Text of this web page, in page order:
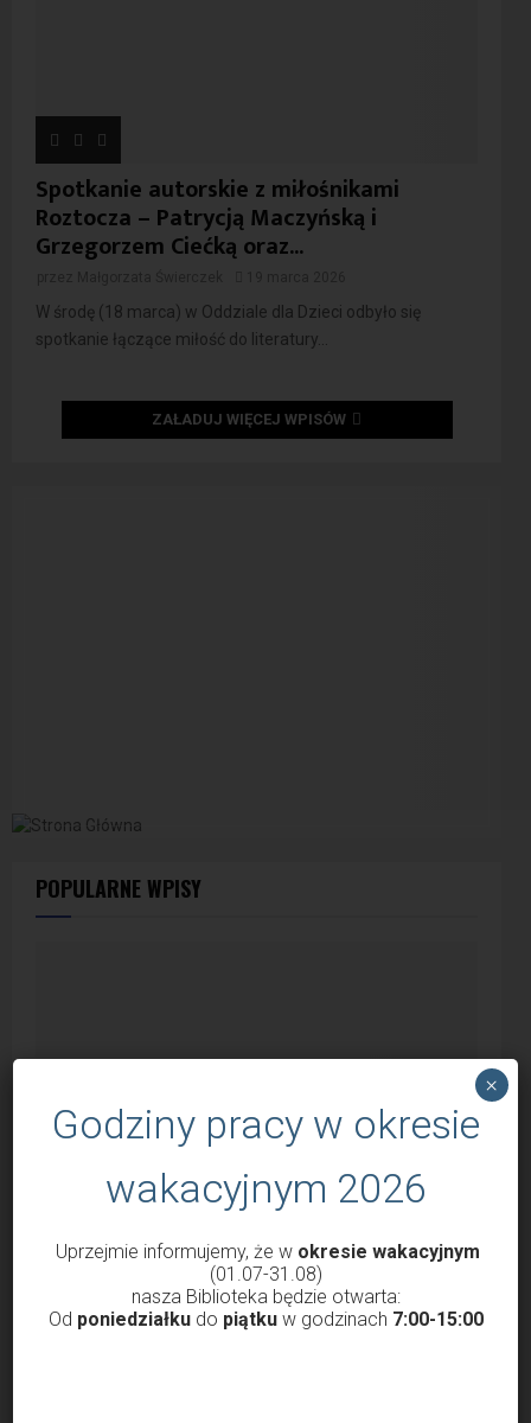
Spotkanie autorskie z miłośnikami
Roztocza – Patrycją Maczyńską i
Grzegorzem Ciećką oraz...
W środę (18 marca) w Oddziale dla Dzieci odbyło się
spotkanie łączące miłość do literatury...
ZAŁADUJ WIĘCEJ WPISÓW
POPULARNE WPISY
Godziny otwarcia Biblioteki od 1 marca
przez Krzysztof Probola 18 lutego 2022 3038
Godziny pracy w okresie
wakacyjnym 2026
Uprzejmie informujemy, że w okresie wakacyjnym
(01.07-31.08)
nasza Biblioteka będzie otwarta:
Od poniedziałkudo piątkuw godzinach 7:00-15:00
×